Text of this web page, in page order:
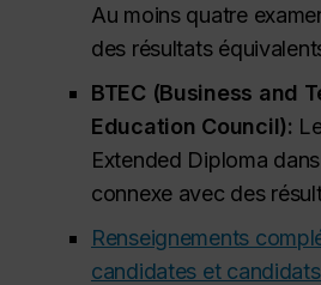
Au moins quatre
des résultats
BTEC (Business and
Education Council):
Extended Diploma
connexe avec des
Renseignements
candidates et